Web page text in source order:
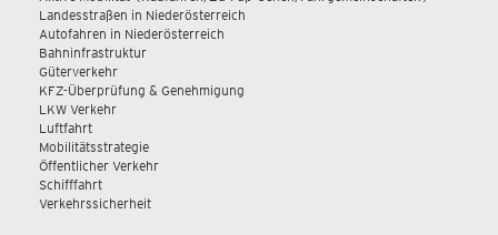
Landesstraßen in Niederösterreich
Autofahren in Niederösterreich
Bahninfrastruktur
Güterverkehr
KFZ-Überprüfung & Genehmigung
LKW Verkehr
Luftfahrt
Mobilitätsstrategie
Öffentlicher Verkehr
Schifffahrt
Verkehrssicherheit